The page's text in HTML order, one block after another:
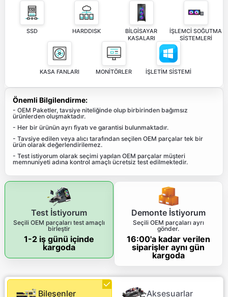
SSD HARDDISK
BİLGİSAYAR
KASALARI
İŞLEMCİ SOĞUTMA
SİSTEMLERİ
KASA FANLARI MONİTÖRLER İŞLETİM SİSTEMİ
Önemli Bilgilendirme:
- OEM Paketler, tavsiye niteliğinde olup birbirinden bağımsız
ürünlerden oluşmaktadır.
- Her bir ürünün ayrı fiyatı ve garantisi bulunmaktadır.
- Tavsiye edilen veya alıcı tarafından seçilen OEM parçalar tek bir
ürün olarak değerlendirilemez.
- Test istiyorum olarak seçimi yapılan OEM parçalar müşteri
memnuniyeti adına kontrol amaçlı ücretsiz test edilmektedir.
Test İstiyorum
Seçili OEM parçaları test amaçlı
birleştir
1-2 iş günü içinde
kargoda
Demonte İstiyorum
Seçili OEM parçaları ayrı
gönder.
16:00'a kadar verilen
siparişler aynı gün
kargoda
Bileşenler Aksesuarlar